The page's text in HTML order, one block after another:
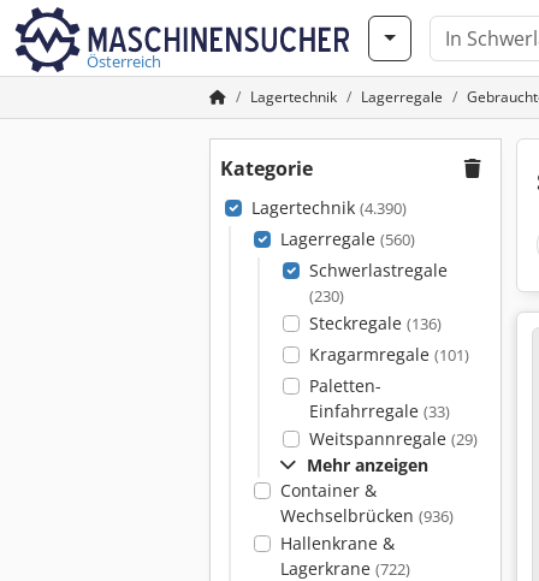
Österreich
Lagertechnik Lagerregale
Kategorie
Lagertechnik (4.390)
Lagerregale (560)
Schwerlastregale
(230)
Steckregale (136)
Kragarmregale (101)
Paletten-
Einfahrregale (33)
Weitspannregale (29)
Mehr anzeigen
Container &
Wechselbrücken (936)
Hallenkrane &
Lagerkrane (722)